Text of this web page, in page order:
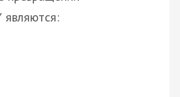
являются: